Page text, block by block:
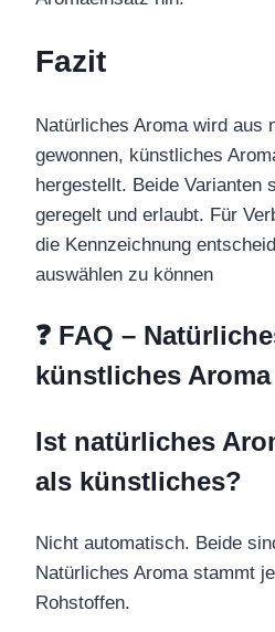
Fazit
Natürliches Aroma wird aus
gewonnen, künstliches
hergestellt. Beide Varianten
geregelt und erlaubt. Für
die Kennzeichnung
auswählen zu können
❓ FAQ –
künstliches Aroma
Ist natürliches
als künstliches?
Nicht automatisch. Beide
Natürliches Aroma stammt
Rohstoffen.